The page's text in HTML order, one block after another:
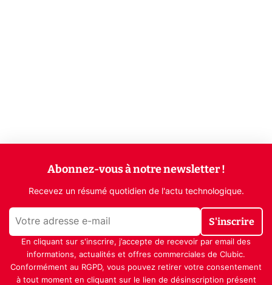
Abonnez-vous à notre newsletter !
Recevez un résumé quotidien de l'actu technologique.
S'inscrire
En cliquant sur s'inscrire, j’accepte de recevoir par email des
informations, actualités et offres commerciales de Clubic.
Conformément au RGPD, vous pouvez retirer votre consentement
à tout moment en cliquant sur le lien de désinscription présent